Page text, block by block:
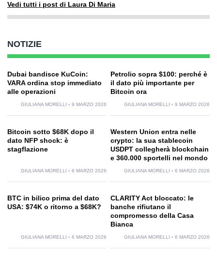
Vedi tutti i post di Laura Di Maria
NOTIZIE
Dubai bandisce KuCoin:
VARA ordina stop immediato
alle operazioni
GIULIANA MORELLI 9 MARZO 2026
Petrolio sopra $100: perché è
il dato più importante per
Bitcoin ora
GIULIANA MORELLI 9 MARZO 2026
Bitcoin sotto $68K dopo il
dato NFP shock: è
stagflazione
GIULIANA MORELLI 6 MARZO 2026
Western Union entra nelle
crypto: la sua stablecoin
USDPT collegherà blockchain
e 360.000 sportelli nel mondo
GIULIANA MORELLI 6 MARZO 2026
BTC in bilico prima del dato
USA: $74K o ritorno a $68K?
GIULIANA MORELLI 6 MARZO 2026
CLARITY Act bloccato: le
banche rifiutano il
compromesso della Casa
Bianca
GIULIANA MORELLI 6 MARZO 2026